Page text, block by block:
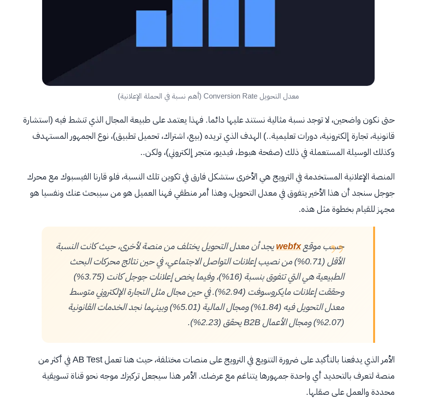
معدل التحويل Conversion Rate (أهم نسبة في الحملة الإعلانية)
حتى نكون واضحين، لا توجد نسبة مثالية نستند عليها دائما. فهذا يعتمد على طبيعة المجال الذي تنشط فيه (استشارة
قانونية، تجارة إلكترونية، دورات تعليمية..) الهدف الذي تريده (بيع، اشتراك، تحميل تطبيق)، نوع الجمهور المستهدف
وكذلك الوسيلة المستعملة في ذلك (صفحة هبوط، فيديو، متجر إلكتروني)، ولكن..
المنصة الإعلانية المستخدمة في الترويج هي الأخرى ستشكل فارق في تكوين تلك النسبة، فلو قارنا الفيسبوك مع محرك
جوجل سنجد أن هذا الأخير يتفوق في معدل التحويل، وهذا أمر منطقي فهنا العميل هو من سيبحث عنك ونفسيا هو
مجهز للقيام بخطوة مثل هذه.
حسب موقعwebfxيجد أن معدل التحويل يختلف من منصة لأخرى، حيث كانت النسبة
الأقل (0.71%) من نصيب إعلانات التواصل الاجتماعي، في حين نتائج محركات البحث
الطبيعية هي التي تتفوق بنسبة (16%)، وفيما يخص إعلانات جوجل كانت (3.75%)
وحققت إعلانات مايكروسوفت (2.94%).
في حين مجال مثل التجارة الإلكتروني متوسط
معدل التحويل فيه (1.84%) ومجال المالية (5.01%) وبينهما نجد الخدمات القانونية
(2.07%) ومجال الأعمال B2B يحقق (2.23%).
الأمر الذي يدفعنا بالتأكيد على ضرورة التنويع في الترويج على منصات مختلفة، حيث هنا تعمل AB Test في أكثر من
منصة لتعرف بالتحديد أي واحدة جمهورها يتناغم مع عرضك. الأمر هذا سيجعل تركيزك موجه نحو قناة تسويقية
محددة والعمل على صقلها.